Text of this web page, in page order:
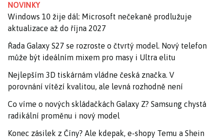
NOVINKY
Windows 10 žije dál: Microsoft nečekaně prodlužuje
aktualizace až do října 2027
Řada Galaxy S27 se rozroste o čtvrtý model. Nový telefon
může být ideálním mixem pro masy i Ultra elitu
Nejlepším 3D tiskárnám vládne česká značka. V
porovnání vítězí kvalitou, ale levná rozhodně není
Co víme o nových skládačkách Galaxy Z? Samsung chystá
radikální proměnu i nový model
Konec zásilek z Číny? Ale kdepak, e-shopy Temu a Shein